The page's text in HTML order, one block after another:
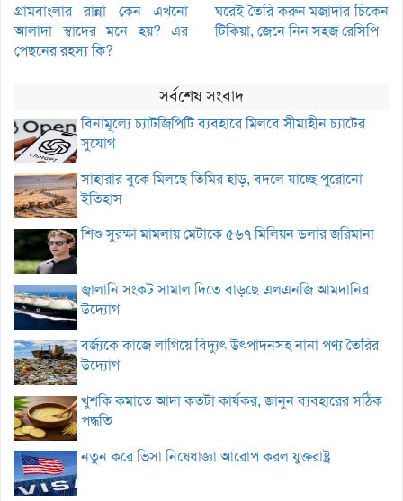
গ্রামবাংলার রান্না কেন এখনো
আলাদা স্বাদের মনে হয়? এর
পেছনের রহস্য কি?
ঘরেই তৈরি করুন মজাদার চিকেন
টিকিয়া, জেনে নিন সহজ রেসিপি
সর্বশেষ সংবাদ
বিনামূল্যে চ্যাটজিপিটি ব্যবহারে মিলবে সীমাহীন চ্যাটের
সুযোগ
সাহারার বুকে মিলছে তিমির হাড়, বদলে যাচ্ছে পুরোনো
ইতিহাস
শিশু সুরক্ষা মামলায় মেটাকে ৫৬৭ মিলিয়ন ডলার জরিমানা
জ্বালানি সংকট সামাল দিতে বাড়ছে এলএনজি আমদানির
উদ্যোগ
বর্জ্যকে কাজে লাগিয়ে বিদ্যুৎ উৎপাদনসহ নানা পণ্য তৈরির
উদ্যোগ
খুশকি কমাতে আদা কতটা কার্যকর, জানুন ব্যবহারের সঠিক
পদ্ধতি
নতুন করে ভিসা নিষেধাজ্ঞা আরোপ করল যুক্তরাষ্ট্র